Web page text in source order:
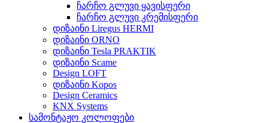
ჩარჩო გლუვი ყავისფერი
ჩარჩო გლუვი კრემისფერი
დიზაინი Liregus HERMI
დიზაინი ORNO
დიზაინი Tesla PRAKTIK
დიზაინი Scame
Design LOFT
დიზაინი Kopos
Design Ceramics
KNX Systems
სამონტაჟო კოლოფები